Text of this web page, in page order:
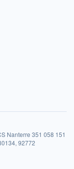
Nanterre 351 058 151
92772